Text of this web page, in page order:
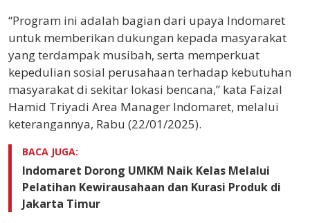
“Program ini adalah bagian dari upaya Indomaret
untuk memberikan dukungan kepada masyarakat
yang terdampak musibah, serta memperkuat
kepedulian sosial perusahaan terhadap kebutuhan
masyarakat di sekitar lokasi bencana,” kata Faizal
Hamid Triyadi Area Manager Indomaret, melalui
keterangannya, Rabu (22/01/2025).
BACA JUGA:
Indomaret Dorong UMKM Naik Kelas Melalui
Pelatihan Kewirausahaan dan Kurasi Produk di
Jakarta Timur